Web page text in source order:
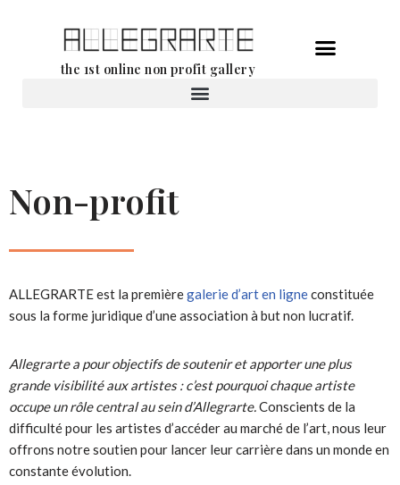
the 1st online non profit gallery
Non-profit
ALLEGRARTE est la premièregalerie d’art en ligneconstituée
sous la forme juridique d’une association à but non lucratif.
Allegrarte a pour objectifs de soutenir et apporter une plus
grande visibilité aux artistes : c’est pourquoi chaque artiste
occupe un rôle central au sein d’Allegrarte.Conscients de la
difficulté pour les artistes d’accéder au marché de l’art, nous leur
offrons notre soutien pour lancer leur carrière dans un monde en
constante évolution.